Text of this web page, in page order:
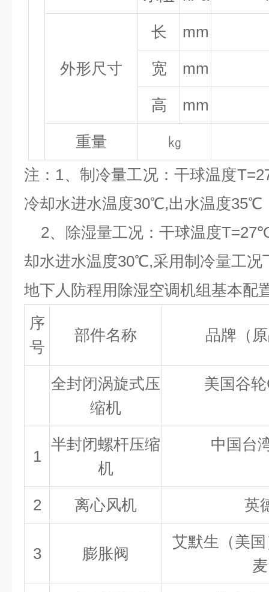
外形尺寸
长 mm
宽 mm
高 mm
重量
㎏
注：1、制冷量工况：干球温度
冷却水进水温度30℃,出水温度35℃
2、除湿量工况：干球温度
却水进水温度30℃,采用制冷量工况
地下人防程用除湿空调机组基本配
序
号
部件名称 品牌（
全封闭涡旋式压
缩机
美国谷
1
半封闭螺杆压缩
机
中国台
2 离心风机 英
3 膨胀阀
艾默生（美